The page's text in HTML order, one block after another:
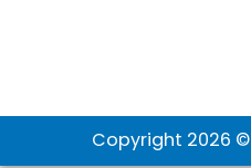
Copyright 2026 ©